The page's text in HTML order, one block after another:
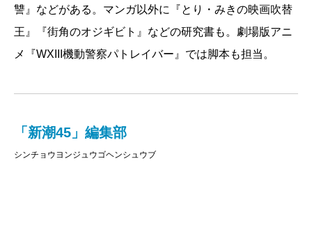
讐』などがある。マンガ以外に『とり・みきの映画吹替
王』『街角のオジギビト』などの研究書も。劇場版アニ
メ『WXIII機動警察パトレイバー』では脚本も担当。
「新潮45」編集部
シンチョウヨンジュウゴヘンシュウブ